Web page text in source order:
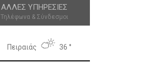
ΆΛΛΕΣ ΥΠΗΡΕΣΊΕΣ
Τηλέφωνα & Σύνδεσμοι
Πειραιάς 36 °